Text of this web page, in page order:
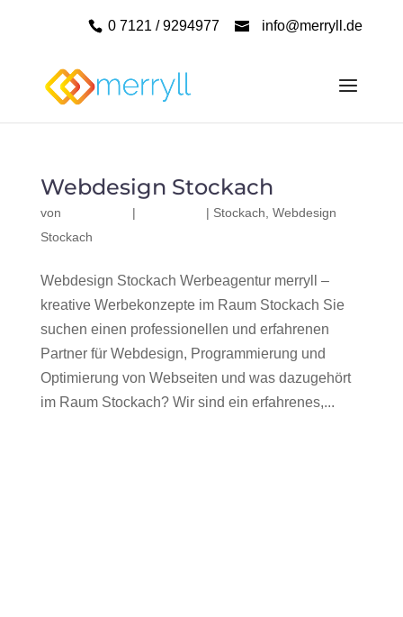
0 7121 / 9294977 info@merryll.de
Webdesign Stockach
von | | Stockach Webdesign
Stockach
Webdesign Stockach Werbeagentur merryll –
kreative Werbekonzepte im Raum Stockach Sie
suchen einen professionellen und erfahrenen
Partner für Webdesign, Programmierung und
Optimierung von Webseiten und was dazugehört
im Raum Stockach? Wir sind ein erfahrenes,...